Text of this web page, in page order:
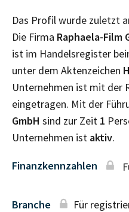
Das Profil wurde zuletzt
Die Firma Raphaela-Film
ist im Handelsregister
unter dem Aktenzeichen
Unternehmen ist mit der
eingetragen. Mit der
GmbH sind zur Zeit 1
Unternehmen ist aktiv.
Finanzkennzahlen
Branche Für